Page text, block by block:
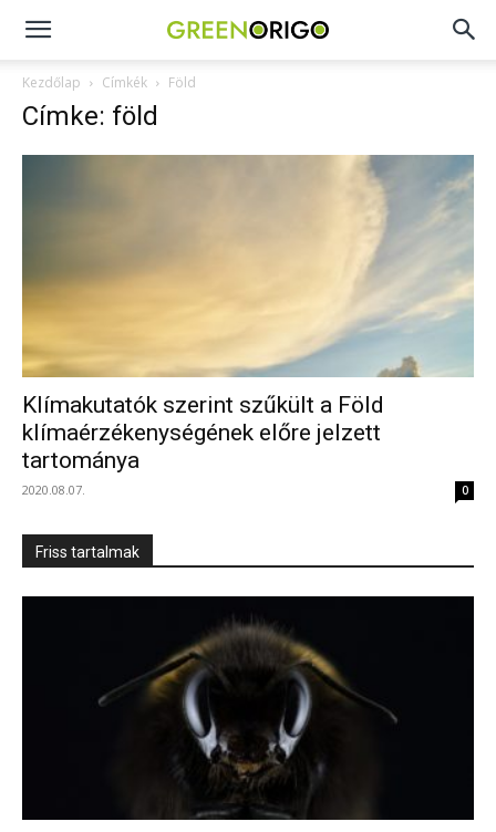
Green
Origo
Kezdőlap Címkék Föld
Címke: föld
Klímakutatók szerint szűkült a Föld
klímaérzékenységének előre jelzett
tartománya
2020.08.07. 0
Friss tartalmak